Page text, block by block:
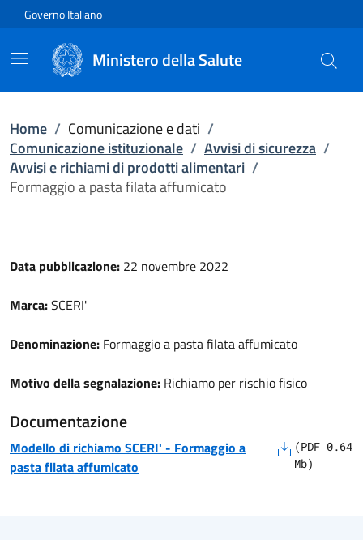
Vai direttamente al contenuto
Governo Italiano
Ministero della Salute
Home / Comunicazione e dati /
Comunicazione istituzionale / Avvisi di sicurezza /
Avvisi e richiami di prodotti alimentari /
Formaggio a pasta filata affumicato
Data pubblicazione: 22 novembre 2022
Marca:SCERI'
Denominazione: Formaggio a pasta filata affumicato
Motivo della segnalazione: Richiamo per rischio fisico
Documentazione
Modello di richiamo SCERI' - Formaggio a
pasta filata affumicato
(PDF 0.64
Mb)